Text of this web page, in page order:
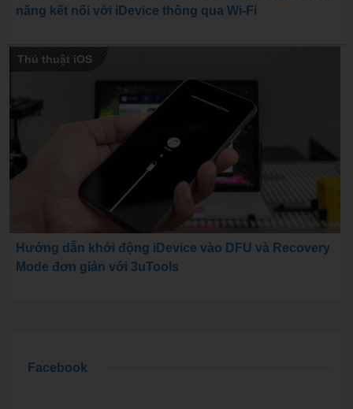
năng kết nối với iDevice thông qua Wi-Fi
Thủ thuật iOS
Hướng dẫn khởi động iDevice vào DFU và Recovery
Mode đơn giản với 3uTools
Facebook